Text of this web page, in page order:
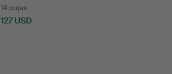
14 pujas
127 USD